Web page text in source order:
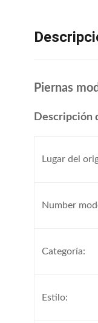
Piernas
Descripción
Lugar del
Number
Categoría:
Estilo: